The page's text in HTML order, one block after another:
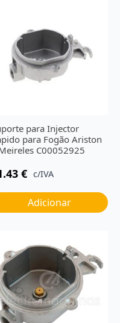
para Injector
para Fogão Ariston
C00052925
€ c/IVA
Adicionar